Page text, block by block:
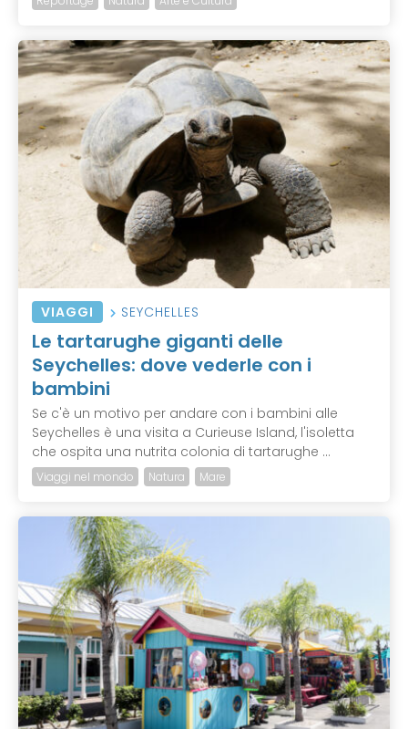
VIAGGI SEYCHELLES
Le tartarughe giganti delle
Seychelles: dove vederle con i
bambini
Se c'è un motivo per andare con i bambini alle
Seychelles è una visita a Curieuse Island, l'isoletta
che ospita una nutrita colonia di tartarughe ...
Viaggi nel mondo Natura Mare